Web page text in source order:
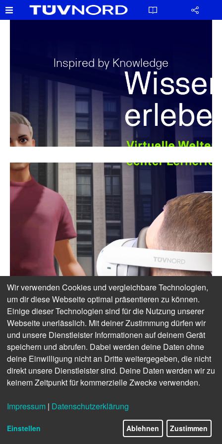
Inspired by Knowledge
Wir verwenden Cookies und vergleichbare Technologien,
um dir diese Webseite optimal präsentieren zu können.
Einige dieser Technologien sind für die Nutzung unserer
Webseite unerlässlich. Mit deiner Zustimmung dürfen wir
und unsere Dienstleister Informationen auf deinem Gerät
speichern und abrufen. Dabei werden deine Daten ohne
deine Einwilligung nicht an Dritte weitergegeben, die nicht
direkt unsere Dienstleister sind. Deine Daten werden wir zu
keinem Zeitpunkt für kommerzielle Zwecke verwenden.
Impressum | Datenschutzerklärung
Einstellen Ablehnen Zustimmen